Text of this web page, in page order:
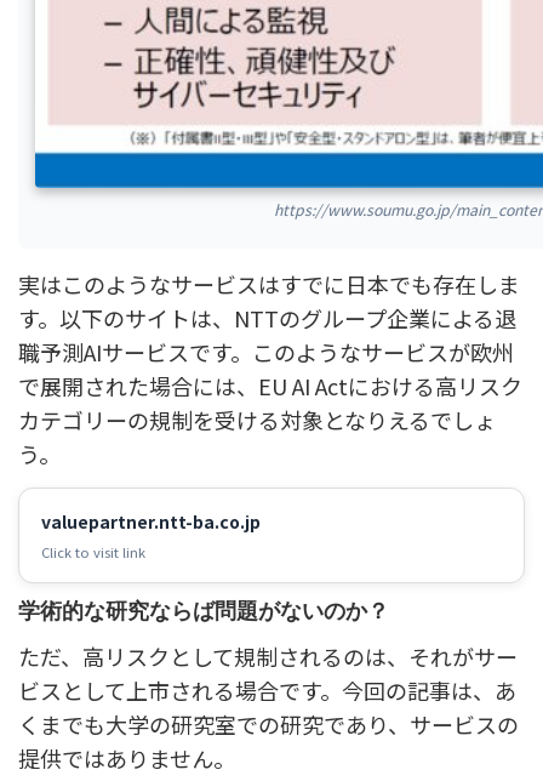
https://www.soumu.go.jp/
実はこのようなサービスはすでに日本でも存在しま
す。以下のサイトは、NTTのグループ企業による退
職予測AIサービスです。このようなサービスが欧州
で展開された場合には、EU AI Actにおける高リスク
カテゴリーの規制を受ける対象となりえるでしょ
う。
valuepartner.ntt-ba.co.jp
Click to visit link
学術的な研究ならば問題がないのか？
ただ、高リスクとして規制されるのは、それがサー
ビスとして上市される場合です。今回の記事は、あ
くまでも大学の研究室での研究であり、サービスの
提供ではありません。